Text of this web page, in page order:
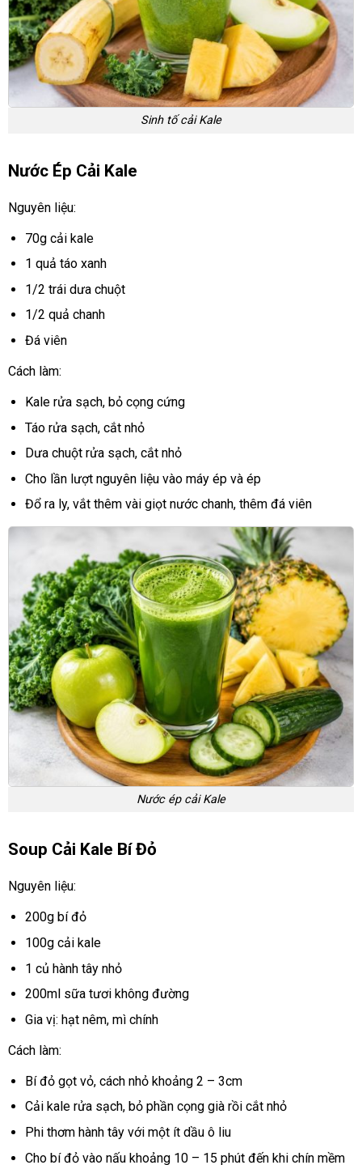
Sinh tố cải Kale
Nước Ép Cải Kale
Nguyên liệu:
70g cải kale
1 quả táo xanh
1/2 trái dưa chuột
1/2 quả chanh
Đá viên
Cách làm:
Kale rửa sạch, bỏ cọng cứng
Táo rửa sạch, cắt nhỏ
Dưa chuột rửa sạch, cắt nhỏ
Cho lần lượt nguyên liệu vào máy ép và ép
Đổ ra ly, vắt thêm vài giọt nước chanh, thêm đá viên
Nước ép cải Kale
Soup Cải Kale Bí Đỏ
Nguyên liệu:
200g bí đỏ
100g cải kale
1 củ hành tây nhỏ
200ml sữa tươi không đường
Gia vị: hạt nêm, mì chính
Cách làm:
Bí đỏ gọt vỏ, cách nhỏ khoảng 2 – 3cm
Cải kale rửa sạch, bỏ phần cọng già rồi cắt nhỏ
Phi thơm hành tây với một ít dầu ô liu
Cho bí đỏ vào nấu khoảng 10 – 15 phút đến khi chín mềm